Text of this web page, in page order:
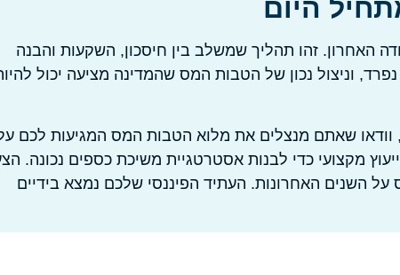
היום
האחרון. זהו תהליך שמשלב בין חיסכון, השקעות והבנה
וניצול נכון של הטבות המס שהמדינה מציעה יכול
וודאו שאתם מנצלים את מלוא הטבות המס המגיעות לכם
מקצועי כדי לבנות אסטרטגיית משיכת כספים נכונה.
השנים האחרונות. העתיד הפיננסי שלכם נמצא בידיים